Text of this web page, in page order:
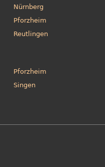
Nürnberg
Pforzheim
Reutlingen
Pforzheim
Singen